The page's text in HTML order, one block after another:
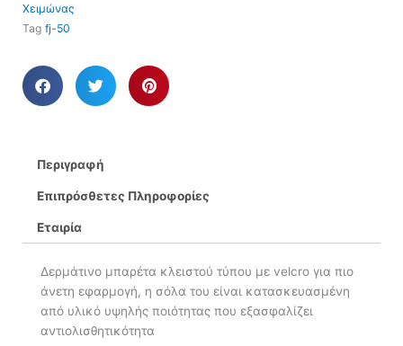
Χειμώνας
Tag fj-50
Περιγραφή
Επιπρόσθετες Πληροφορίες
Εταιρία
Δερμάτινο μπαρέτα κλειστού τύπου με velcro για πιο
άνετη εφαρμογή, η σόλα του είναι κατασκευασμένη
από υλικό υψηλής ποιότητας που εξασφαλίζει
αντιολισθητικότητα